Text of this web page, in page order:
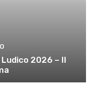
2026 – Il